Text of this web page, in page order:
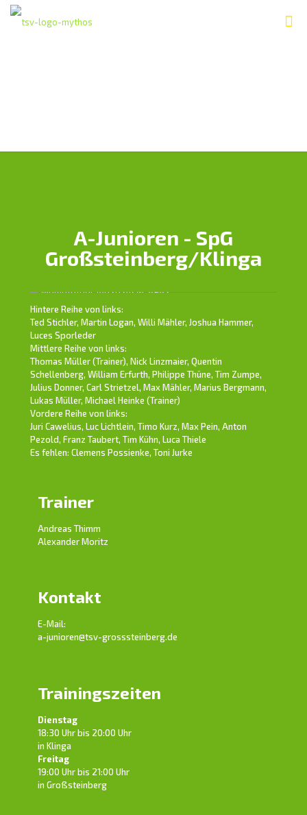
A-Junioren - SpG
Großsteinberg/Klinga
Hintere Reihe von links:
Ted Stichler, Martin Logan, Willi Mähler, Joshua Hammer,
Luces Sporleder
Mittlere Reihe von links:
Thomas Müller (Trainer), Nick Linzmaier, Quentin
Schellenberg, William Erfurth, Philippe Thüne, Tim Zumpe,
Julius Donner, Carl Strietzel, Max Mähler, Marius Bergmann,
Lukas Müller, Michael Heinke (Trainer)
Vordere Reihe von links:
Juri Cawelius, Luc Lichtlein, Timo Kurz, Max Pein, Anton
Pezold, Franz Taubert, Tim Kühn, Luca Thiele
Es fehlen: Clemens Possienke, Toni Jurke
Trainer
Andreas Thimm
Alexander Moritz
Kontakt
E-Mail:
a-junioren@tsv-grosssteinberg.de
Trainingszeiten
Dienstag
18:30 Uhr bis 20:00 Uhr
in Klinga
Freitag
19:00 Uhr bis 21:00 Uhr
in Großsteinberg